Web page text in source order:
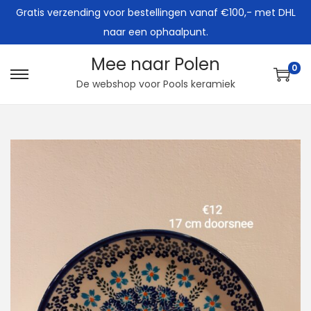
Gratis verzending voor bestellingen vanaf €100,- met DHL
naar een ophaalpunt.
G
a
v
i
g
a
G
a
i
n
h
o
Mee naar Polen
De webshop voor Pools keramiek
0